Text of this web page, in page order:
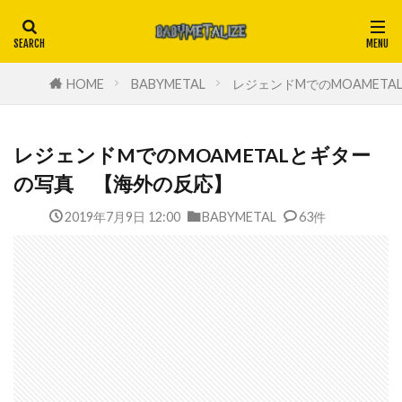
HOME BABYMETAL レジェンドMでの
レジェンドMでのMOAMETALとギター
の写真 【海外の反応】
2019年7月9日 12:00 BABYMETAL 63件